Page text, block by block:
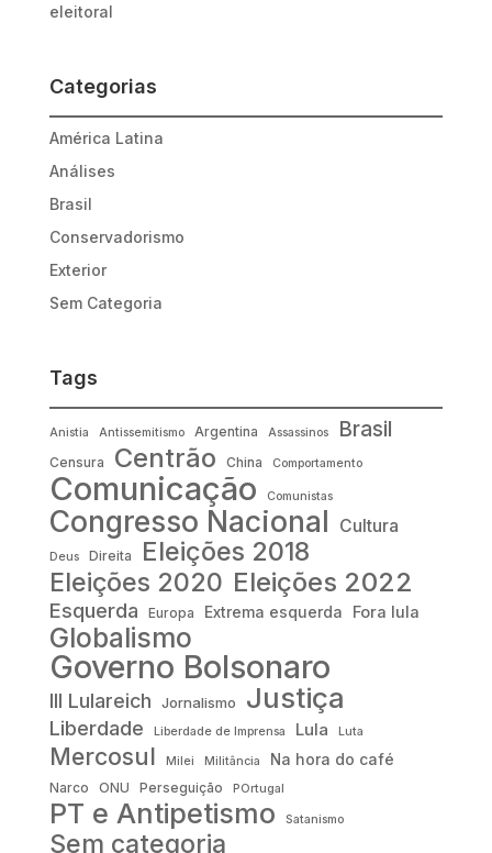
eleitoral
Categorias
América Latina
Análises
Brasil
Conservadorismo
Exterior
Sem Categoria
Tags
Anistia Antissemitismo Argentina Assassinos Brasil
Censura Centrão China Comportamento
Comunicação Comunistas
Congresso Nacional Cultura
Deus Direita Eleições 2018
Eleições 2020 Eleições 2022
Esquerda Europa Extrema esquerda Fora lula
Globalismo
Governo Bolsonaro
III Lulareich Jornalismo Justiça
Liberdade Liberdade de Imprensa Lula Luta
Mercosul Milei Militância Na hora do café
Narco ONU Perseguição POrtugal
PT e Antipetismo Satanismo
Sem categoria